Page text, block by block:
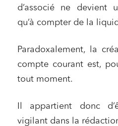
d’associé ne devient
qu’à compter de la
Paradoxalement, la
compte courant est,
tout moment.
Il appartient donc
vigilant dans la